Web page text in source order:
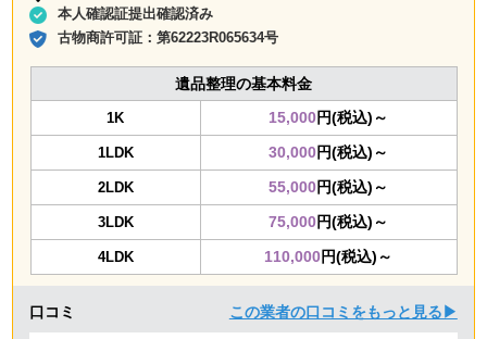
本人確認証提出確認済み
古物商許可証：第62223R065634号
遺品整理の基本料金
1K 15,000円(税込)～
1LDK 30,000円(税込)～
2LDK 55,000円(税込)～
3LDK 75,000円(税込)～
4LDK 110,000円(税込)～
口コミ この業者の口コミをもっと見る▶